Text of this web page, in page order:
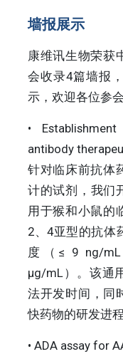
墙报展示
康维讯生物荣获
会收录4篇墙报
示，欢迎各位参
•
antibody
针对临床前抗体
计的试剂，我们
用于猴和小鼠的
2、4亚型的抗体
度（≤ 9 ng/
μg/mL）。该通
法开发时间，同
快药物的研发进程
• ADA assay for